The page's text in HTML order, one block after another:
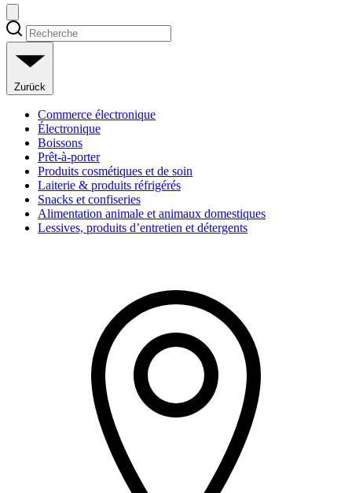
Zurück
Commerce électronique
Électronique
Boissons
Prêt-à-porter
Produits cosmétiques et de soin
Laiterie & produits réfrigérés
Snacks et confiseries
Alimentation animale et animaux domestiques
Lessives, produits d’entretien et détergents